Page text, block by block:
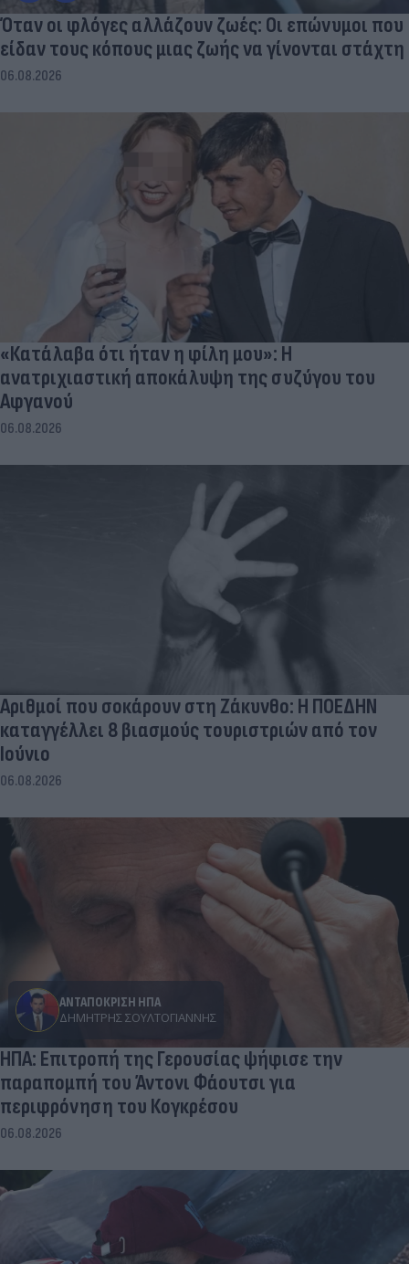
Όταν οι φλόγες αλλάζουν ζωές: Οι επώνυμοι που
είδαν τους κόπους μιας ζωής να γίνονται στάχτη
06.08.2026
«Κατάλαβα ότι ήταν η φίλη μου»: Η
ανατριχιαστική αποκάλυψη της συζύγου του
Αφγανού
06.08.2026
Αριθμοί που σοκάρουν στη Ζάκυνθο: Η ΠΟΕΔΗΝ
καταγγέλλει 8 βιασμούς τουριστριών από τον
Ιούνιο
06.08.2026
ΑΝΤΑΠΟΚΡΙΣΗ ΗΠΑ
ΔΗΜΉΤΡΗΣ ΣΟΥΛΤΟΓΙΆΝΝΗΣ
ΗΠΑ: Επιτροπή της Γερουσίας ψήφισε την
παραπομπή του Άντονι Φάουτσι για
περιφρόνηση του Κογκρέσου
06.08.2026